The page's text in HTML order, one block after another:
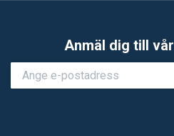
Anmäl dig till